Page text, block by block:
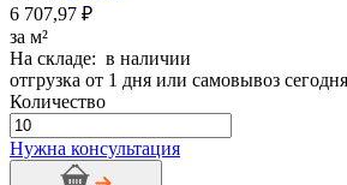
6 707,97 ₽
за м²
На складе: в наличии
отгрузка от 1 дня или самовывоз сегодня
Количество
Количество
товара
Рулон
Нужна консультация